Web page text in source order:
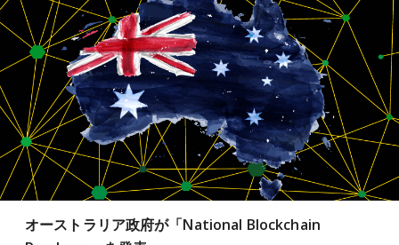
オーストラリア政府が「National Blockchain